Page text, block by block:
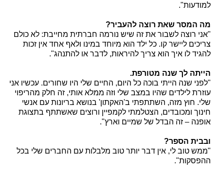
למודעות".
מה המסר שאת רוצה להעביר?
"אני רוצה לשבור את זה שיש נורמה חברתית מחייבת: לא כולם
צריכים ליישר קו. כל ילד הוא מיוחד במינו ולאף אחד אין זכות
להגיד לו איך הוא צריך להיראות, לדבר או להתנהג".
הייתה לך שנה מטורפת.
"לפני שנה הייתי בוכה כל היום, החיים שלי היו שחורים. עכשיו אני
עוזרת לילדים שהיו במצב שלי וזה ממלא אותי, זה חלק מהריפוי
שלי. חוץ מזה, השתתפתי ב'האקתון' בנושא בריונות עם אנשי
חינוך ומכובדים, הצטלמתי לקמפיין ורוצים שאשתתף בתצוגת
אופנה – זה הבדל של שמיים וארץ".
ובבית הספר?
"ממש טוב לי, אין דבר יותר טוב מלבלות עם החברים שלי בכל
ההפסקות".